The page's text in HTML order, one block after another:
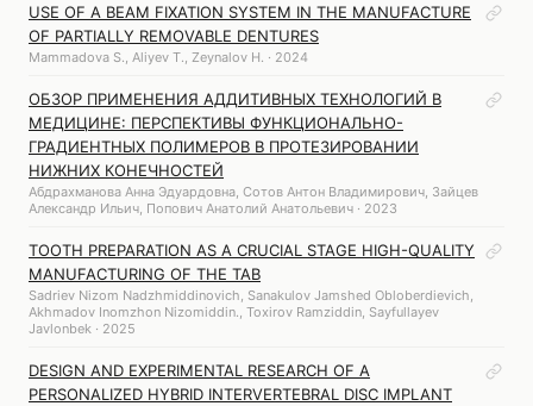
USE OF A BEAM FIXATION SYSTEM IN THE MANUFACTURE
OF PARTIALLY REMOVABLE DENTURES
Mammadova S., Aliyev T., Zeynalov H. · 2024
ОБЗОР ПРИМЕНЕНИЯ АДДИТИВНЫХ ТЕХНОЛОГИЙ В
МЕДИЦИНЕ: ПЕРСПЕКТИВЫ ФУНКЦИОНАЛЬНО-
ГРАДИЕНТНЫХ ПОЛИМЕРОВ В ПРОТЕЗИРОВАНИИ
НИЖНИХ КОНЕЧНОСТЕЙ
Абдрахманова Анна Эдуардовна, Сотов Антон Владимирович, Зайцев
Александр Ильич, Попович Анатолий Анатольевич · 2023
TOOTH PREPARATION AS A CRUCIAL STAGE HIGH-QUALITY
MANUFACTURING OF THE TAB
Sadriev Nizom Nadzhmiddinovich, Sanakulov Jamshed Obloberdievich,
Akhmadov Inomzhon Nizomiddin., Toxirov Ramziddin, Sayfullayev
Javlonbek · 2025
DESIGN AND EXPERIMENTAL RESEARCH OF A
PERSONALIZED HYBRID INTERVERTEBRAL DISC IMPLANT